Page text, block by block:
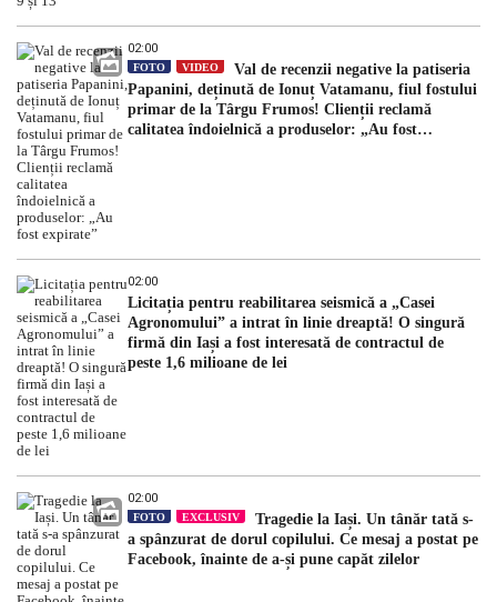
02:00
FOTO VIDEO
Val de recenzii negative la patiseria
Papanini, deținută de Ionuț Vatamanu, fiul fostului
primar de la Târgu Frumos! Clienții reclamă
calitatea îndoielnică a produselor: „Au fost
02:00
Licitația pentru reabilitarea seismică a „Casei
Agronomului” a intrat în linie dreaptă! O singură
firmă din Iași a fost interesată de contractul de
peste 1,6 milioane de lei
02:00
FOTO EXCLUSIV
Tragedie la Iași. Un tânăr tată s-
a spânzurat de dorul copilului. Ce mesaj a postat pe
Facebook, înainte de a-și pune capăt zilelor